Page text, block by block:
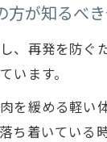
方が知るべ
、再発を防
います。
を緩める軽い
ち着いている